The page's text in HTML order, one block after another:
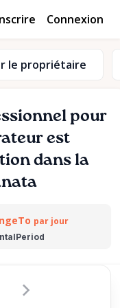
Connexion
le propriétaire
pour
est
dans la
par jour